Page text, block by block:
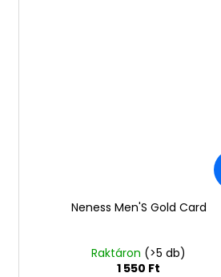
Neness Men'S Gold Card
Raktáron (>5 db)
1 550 Ft